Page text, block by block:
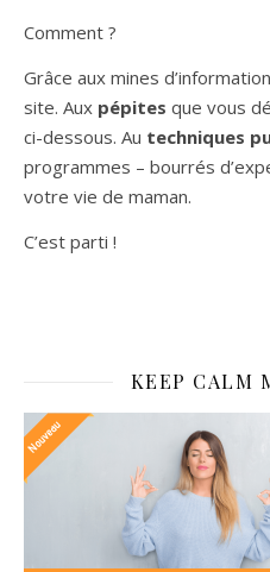
Comment ?
Grâce aux mines
site. Aux pépites que vous
ci-dessous. Au techniques
programmes – bourrés
votre vie de maman.
C’est parti !
KEEP CALM